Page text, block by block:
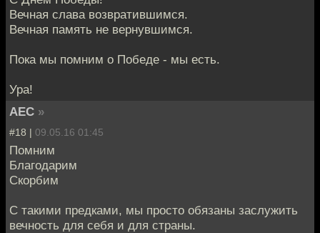
Вечная слава возвратившимся.
Вечная память не вернувшимся.
Пока мы помним о Победе - мы есть.
Ура!
АЕС »
#18 | 09.05.16 01:45
Помним
Благодарим
Скорбим
С такими предками, мы просто обязаны заслужить
вечность для себя и для страны.